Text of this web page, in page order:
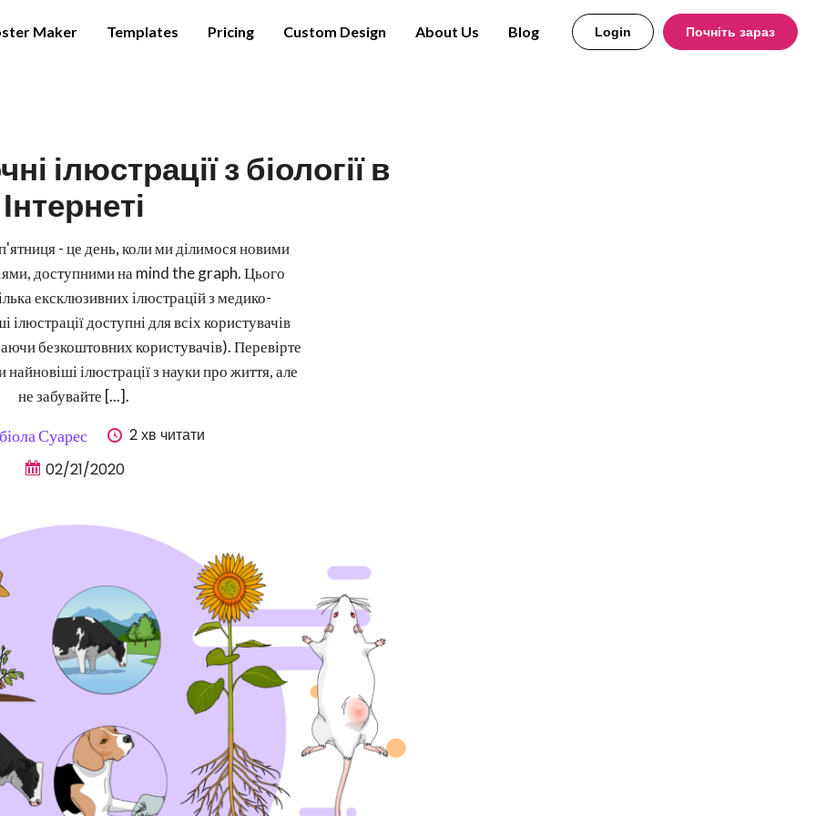
Maker Templates Pricing Custom Design About Us Blog Login Почніть зараз
ілюстрації з біології в
Інтернеті
- це день, коли ми ділимося новими
доступними на mind the graph. Цього
ексклюзивних ілюстрацій з медико-
ілюстрації доступні для всіх користувачів
безкоштовних користувачів). Перевірте
ілюстрації з науки про життя, але
не забувайте [...].
Суарес
2 хв читати
02/21/2020